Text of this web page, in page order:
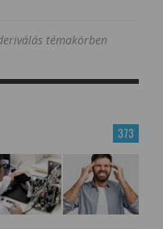
témakörben
373